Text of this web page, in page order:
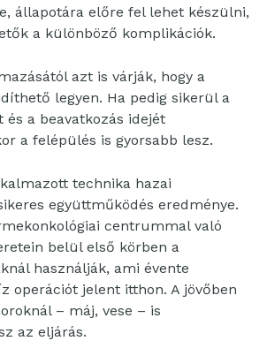
állapotára előre fel lehet készülni,
a különböző komplikációk.
azt is várják, hogy a
legyen. Ha pedig sikerül a
és a beavatkozás idejét
a felépülés is gyorsabb lesz.
technika hazai
együttműködés eredménye.
centrummal való
belül első körben a
használják, ami évente
operációt jelent itthon. A jövőben
– máj, vese – is
az eljárás.